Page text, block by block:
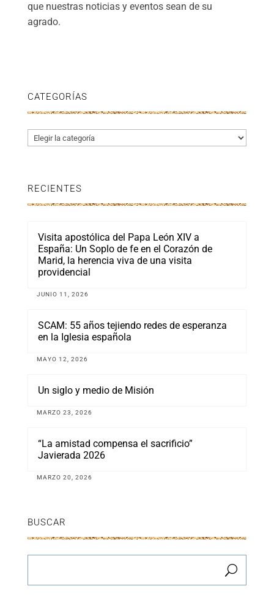
que nuestras noticias y eventos sean de su
agrado.
CATEGORÍAS
Categorías
RECIENTES
Visita apostólica del Papa León XIV a
España: Un Soplo de fe en el Corazón de
Marid, la herencia viva de una visita
providencial
JUNIO 11, 2026
SCAM: 55 años tejiendo redes de esperanza
en la Iglesia española
MAYO 12, 2026
Un siglo y medio de Misión
MARZO 23, 2026
“La amistad compensa el sacrificio”
Javierada 2026
MARZO 20, 2026
BUSCAR